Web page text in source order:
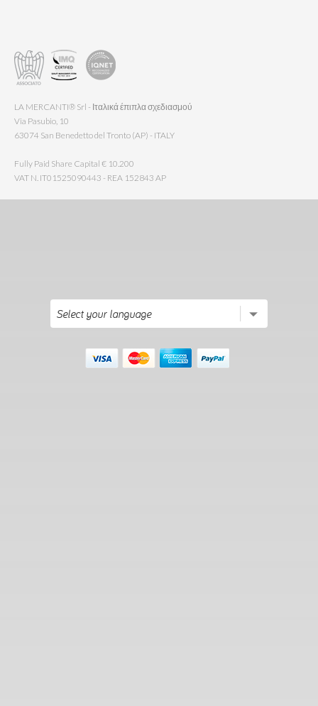
LA MERCANTI® Srl - Ιταλικά έπιπλα σχεδιασμού
Via Pasubio, 10
63074 San Benedetto del Tronto (AP) - ITALY
Fully Paid Share Capital € 10.200
VAT N. IT01525090443 - REA 152843 AP